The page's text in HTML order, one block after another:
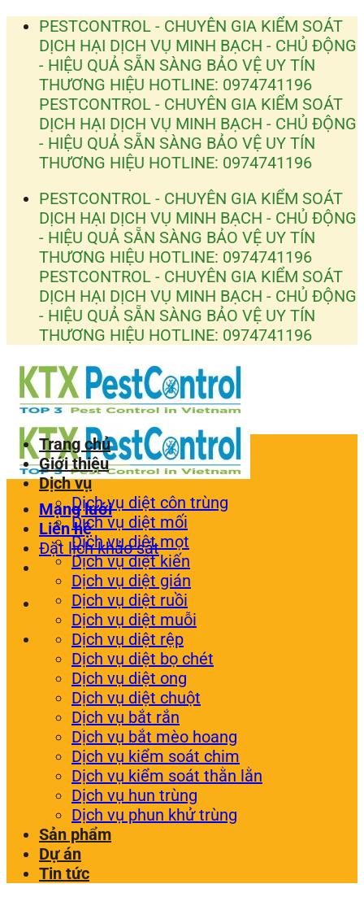
Bỏ
dung
PESTCONTROL - CHUYÊN GIA KIỂM SOÁT
DỊCH HẠI DỊCH VỤ MINH BẠCH - CHỦ ĐỘNG
- HIỆU QUẢ SẴN SÀNG BẢO VỆ UY TÍN
THƯƠNG HIỆU HOTLINE: 0974741196
PESTCONTROL - CHUYÊN GIA KIỂM SOÁT
DỊCH HẠI DỊCH VỤ MINH BẠCH - CHỦ ĐỘNG
- HIỆU QUẢ SẴN SÀNG BẢO VỆ UY TÍN
THƯƠNG HIỆU HOTLINE: 0974741196
PESTCONTROL - CHUYÊN GIA KIỂM SOÁT
DỊCH HẠI DỊCH VỤ MINH BẠCH - CHỦ ĐỘNG
- HIỆU QUẢ SẴN SÀNG BẢO VỆ UY TÍN
THƯƠNG HIỆU HOTLINE: 0974741196
PESTCONTROL - CHUYÊN GIA KIỂM SOÁT
DỊCH HẠI DỊCH VỤ MINH BẠCH - CHỦ ĐỘNG
- HIỆU QUẢ SẴN SÀNG BẢO VỆ UY TÍN
THƯƠNG HIỆU HOTLINE: 0974741196
Mạng lưới
Liên hệ
Đặt lịch khảo sát
Trang chủ
Giới thiệu
Dịch vụ
Dịch vụ diệt côn trùng
Dịch vụ diệt mối
Dịch vụ diệt mọt
Dịch vụ diệt kiến
Dịch vụ diệt gián
Dịch vụ diệt ruồi
Dịch vụ diệt muỗi
Dịch vụ diệt rệp
Dịch vụ diệt bọ chét
Dịch vụ diệt ong
Dịch vụ diệt chuột
Dịch vụ bắt rắn
Dịch vụ bắt mèo hoang
Dịch vụ kiểm soát chim
Dịch vụ kiểm soát thằn lằn
Dịch vụ hun trùng
Dịch vụ phun khử trùng
Sản phẩm
Dự án
Tin tức